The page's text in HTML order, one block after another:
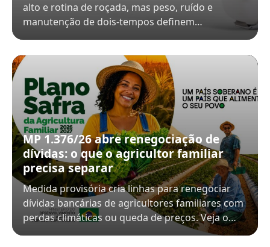
alto e rotina de roçada, mas peso, ruído e
manutenção de dois-tempos definem…
MP 1.376/26 abre renegociação de
dívidas: o que o agricultor familiar
precisa separar
Medida provisória cria linhas para renegociar
dívidas bancárias de agricultores familiares com
perdas climáticas ou queda de preços. Veja o…